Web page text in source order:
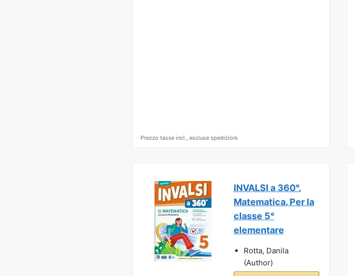
Prezzo tasse incl., escluse spedizioni
INVALSI a 360°.
Matematica. Per la
classe 5°
elementare
Rotta, Danila
(Author)